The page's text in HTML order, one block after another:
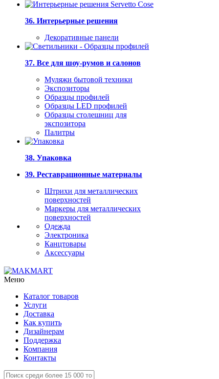
36. Интерьерные решения
Декоративные панели
37. Все для шоу-румов и салонов
Муляжи бытовой техники
Экспозиторы
Образцы профилей
Образцы LED профилей
Образцы столешниц для
экспозитора
Палитры
38. Упаковка
39. Реставрационные материалы
Штрихи для металлических
поверхностей
Маркеры для металлических
поверхностей
Одежда
Электроника
Канцтовары
Аксессуары
Меню
Каталог товаров
Услуги
Доставка
Как купить
Дизайнерам
Поддержка
Компания
Контакты